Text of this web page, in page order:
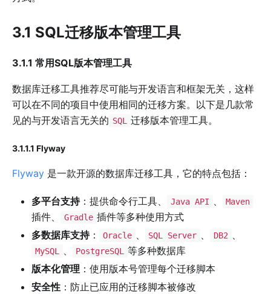
3.1 SQL迁移版本管理工具
3.1.1 常用SQL版本管理工具
数据库迁移工具推荐尽可能与开发语言和框架无关，这样
可以在不同的项目中使用相同的迁移方案。以下是几款常
见的与开发语言无关的 SQL 迁移版本管理工具。
3.1.1.1 Flyway
Flyway 是一款开源的数据库迁移工具，它的特点包括：
多平台支持：提供命令行工具、 Java API Maven
插件、 Gradle 插件等多种使用方式
多数据库支持： Oracle SQL Server DB2
MySQL 、 PostgreSQL 等多种数据库
版本化管理 ：使用版本号管理每个迁移脚本
安全性 ：防止已应用的迁移脚本被修改